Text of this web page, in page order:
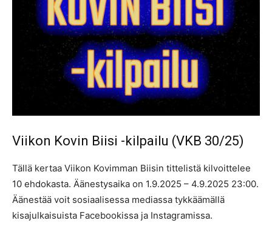
Viikon Kovin Biisi -kilpailu (VKB 30/25)
Tällä kertaa Viikon Kovimman Biisin tittelistä kilvoittelee
10 ehdokasta. Äänestysaika on 1.9.2025 – 4.9.2025 23:00.
Äänestää voit sosiaalisessa mediassa tykkäämällä
kisajulkaisuista Facebookissa ja Instagramissa.